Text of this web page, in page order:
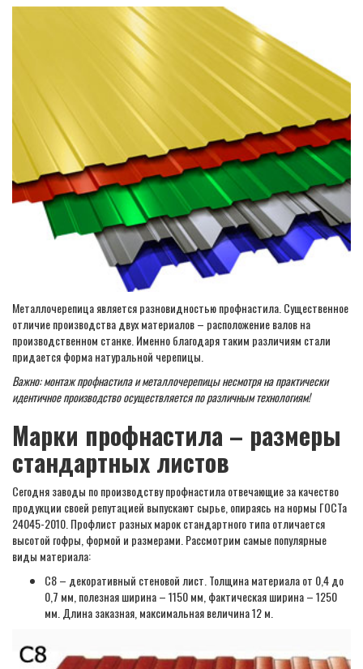
Металлочерепица является разновидностью профнастила. Существенное
отличие производства двух материалов – расположение валов на
производственном станке. Именно благодаря таким различиям стали
придается форма натуральной черепицы.
Важно: монтаж профнастила и металлочерепицы несмотря на практически
идентичное производство осуществляется по различным технологиям!
Марки профнастила – размеры
стандартных листов
Сегодня заводы по производству профнастила отвечающие за качество
продукции своей репутацией выпускают сырье, опираясь на нормы ГОСТа
24045-2010. Профлист разных марок стандартного типа отличается
высотой гофры, формой и размерами. Рассмотрим самые популярные
виды материала:
С8 – декоративный стеновой лист. Толщина материала от 0,4 до
0,7 мм, полезная ширина – 1150 мм, фактическая ширина – 1250
мм. Длина заказная, максимальная величина 12 м.